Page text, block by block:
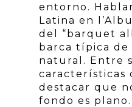
entorno.
Latina en
del “barquet
barca típica de
natural. Entre
características
destacar que
fondo es